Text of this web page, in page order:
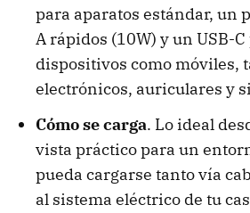
para aparatos estándar, un
A rápidos (10W) y un USB-
dispositivos como móviles,
electrónicos, auriculares y
Cómo se carga. Lo ideal
vista práctico para un
pueda cargarse tanto vía
al sistema eléctrico de tu